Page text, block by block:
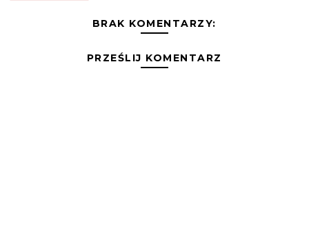
BRAK KOMENTARZY:
PRZEŚLIJ KOMENTARZ